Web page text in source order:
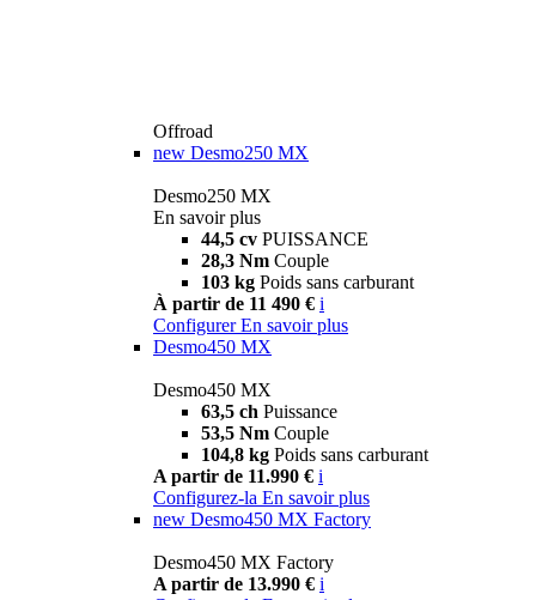
Offroad
new Desmo250 MX
Desmo250 MX
En savoir plus
44,5 cv PUISSANCE
28,3 Nm Couple
103 kg Poids sans carburant
À partir de 11 490 € i
Configurer En savoir plus
Desmo450 MX
Desmo450 MX
63,5 ch Puissance
53,5 Nm Couple
104,8 kg Poids sans carburant
A partir de 11.990 € i
Configurez-la En savoir plus
new Desmo450 MX Factory
Desmo450 MX Factory
A partir de 13.990 € i